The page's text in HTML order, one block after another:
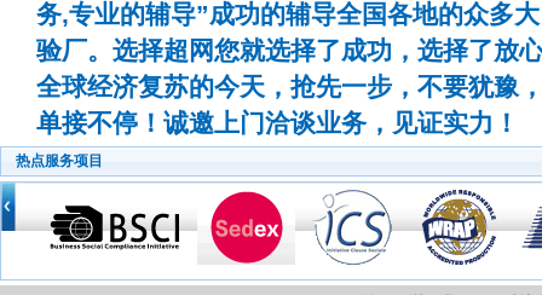
务,专业的辅导”成功的辅导全国各地的众多
验厂。选择超网您就选择了成功，选择了放
全球经济复苏的今天，抢先一步，不要犹豫
单接不停！诚邀上门洽谈业务，见证实力！
热点服务项目